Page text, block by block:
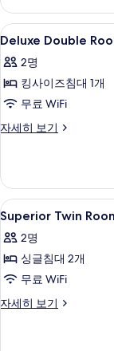
보
기
Deluxe
Double
Room
사
진
모
기
1
Deluxe Double
2명
킹사이즈침대 1개
무료 WiFi
자세히 보기
Deluxe
세
히
보
Superior
Twin
Room
사
진
모
1
Superior Twin
2명
싱글침대 2개
무료 WiFi
자세히 보기
Superior